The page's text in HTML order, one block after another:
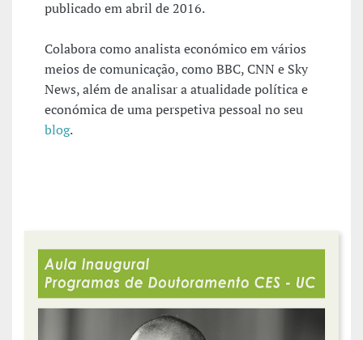
publicado em abril de 2016.
Colabora como analista económico em vários
meios de comunicação, como BBC, CNN e Sky
News, além de analisar a atualidade política e
económica de uma perspetiva pessoal no seu
blog.